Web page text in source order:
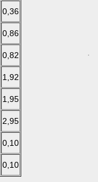
0,36
0,86
0,82
1,92
1,95
2,95
0,10
0,10